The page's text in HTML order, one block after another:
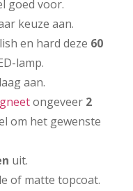
goed voor.
keuze aan.
en hard deze 60
lamp.
aan.
ongeveer 2
om het gewenste
uit.
of matte topcoat.